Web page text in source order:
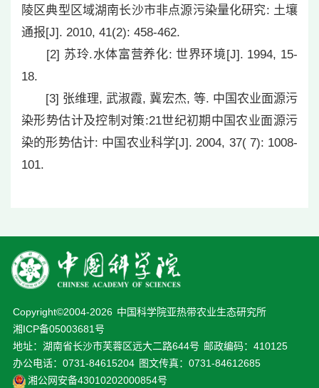
陵区典型区域湖南长沙市非点源污染量化研究: 土壤
通报[J]. 2010, 41(2): 458-462.
[2] 苏玲.水体富营养化: 世界环境[J]. 1994, 15-
18.
[3] 张维理, 武淑霞, 冀宏杰, 等. 中国农业面源污
染形势估计及控制对策:21世纪初期中国农业面源污
染的形势估计: 中国农业科学[J]. 2004, 37( 7): 1008-
101.
Copyright©2004-2026 中国科学院亚热带农业生态研究所
湘ICP备05003681号
地址：湖南省长沙市芙蓉区远大二路644号 邮政编码：410125
办公电话：0731-84615204 图文传真：0731-84612685
湘公网安备43010202000854号